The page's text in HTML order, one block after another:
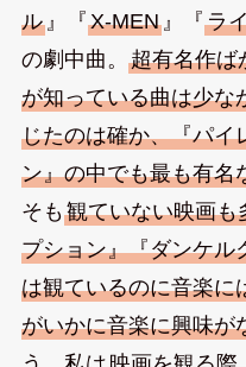
ル』『X-MEN』『ラ
の劇中曲。 超有名作ば
が知っている曲は少な
じたのは確か、『パイ
ン』の中でも最も有名
そも観ていない映画も
プション』『ダンケル
は観ているのに音楽に
がいかに音楽に興味が